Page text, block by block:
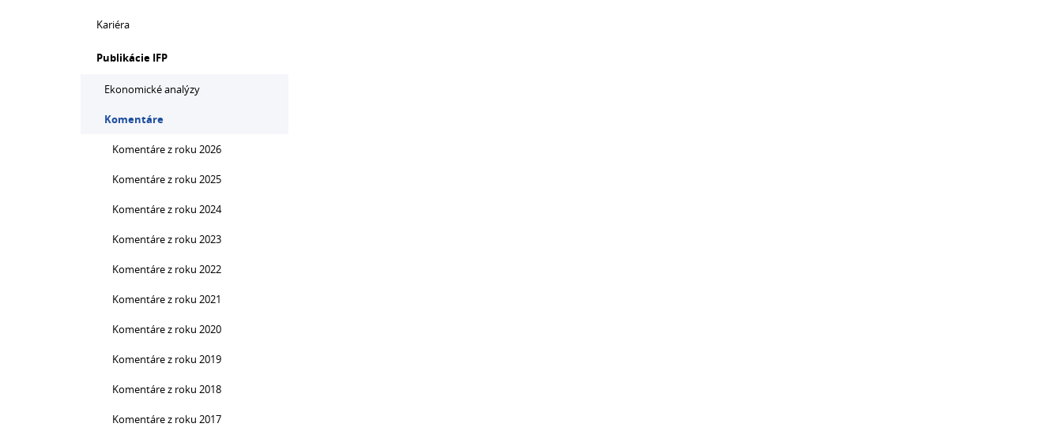
Kariéra
Publikácie IFP
Ekonomické analýzy
Komentáre
Komentáre z roku 2026
Komentáre z roku 2025
Komentáre z roku 2024
Komentáre z roku 2023
Komentáre z roku 2022
Komentáre z roku 2021
Komentáre z roku 2020
Komentáre z roku 2019
Komentáre z roku 2018
Komentáre z roku 2017